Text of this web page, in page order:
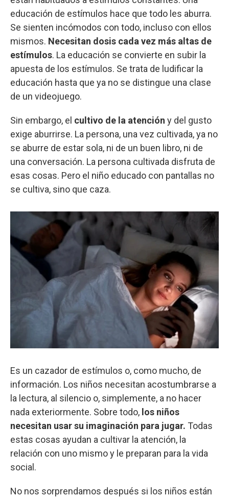
educación de estímulos hace que todo les aburra.
Se sienten incómodos con todo, incluso con ellos
mismos. Necesitan dosis cada vez más altas de
estímulos. La educación se convierte en subir la
apuesta de los estímulos. Se trata de ludificar la
educación hasta que ya no se distingue una clase
de un videojuego.
Sin embargo, el cultivo de la atención y del gusto
exige aburrirse. La persona, una vez cultivada, ya no
se aburre de estar sola, ni de un buen libro, ni de
una conversación. La persona cultivada disfruta de
esas cosas. Pero el niño educado con pantallas no
se cultiva, sino que caza.
Es un cazador de estímulos o, como mucho, de
información. Los niños necesitan acostumbrarse a
la lectura, al silencio o, simplemente, a no hacer
nada exteriormente. Sobre todo, los niños
necesitan usar su imaginación para jugar. Todas
estas cosas ayudan a cultivar la atención, la
relación con uno mismo y le preparan para la vida
social.
No nos sorprendamos después si los niños están